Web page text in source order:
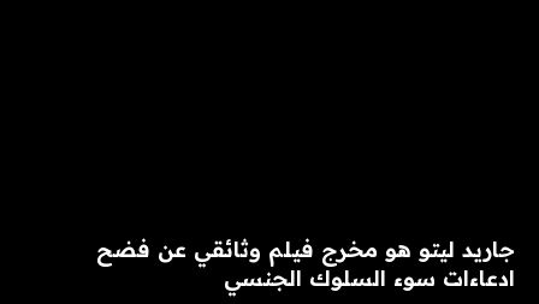
جاريد ليتو هو مخرج فيلم وثائقي عن فضح
ادعاءات سوء السلوك الجنسي